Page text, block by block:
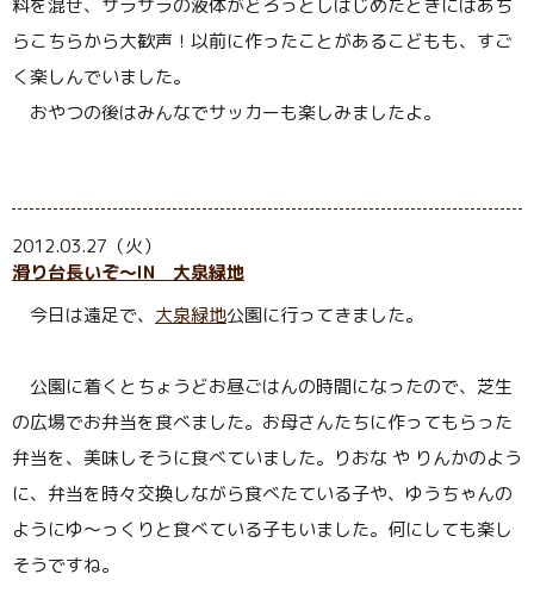
料を混ぜ、サラサラの液体がどろっとしはじめたときにはあち
らこちらから大歓声！以前に作ったことがあるこどもも、すご
く楽しんでいました。
おやつの後はみんなでサッカーも楽しみましたよ。
2012.03.27（火）
滑り台長いぞ〜IN 大泉緑地
今日は遠足で、 大泉緑地公園に行ってきました。
公園に着くとちょうどお昼ごはんの時間になったので、芝生
の広場でお弁当を食べました。お母さんたちに作ってもらった
弁当を、美味しそうに食べていました。りおな や りんかのよう
に、弁当を時々交換しながら食べたている子や、ゆうちゃんの
ようにゆ〜っくりと食べている子もいました。何にしても楽し
そうですね。